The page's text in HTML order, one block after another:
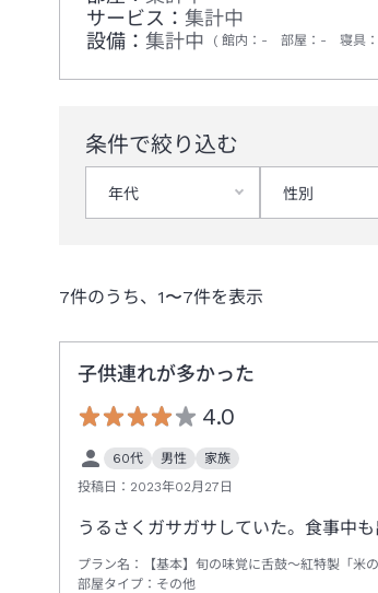
サービス： 集計中
設備： 集計中 館内 ： - 部屋 ： - 寝具 ：
条件で絞り込む
年代 性別
7件のうち、 1〜7件を表示
子供連れが多かった
4.0
60代 男性
家族
投稿日： 2023年02月27日
うるさくガサガサしていた。食事中
プラン名：
【基本】旬の味覚に舌鼓～紅特製「米
部屋タイプ： その他